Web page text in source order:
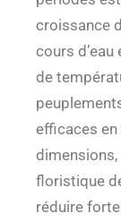
croissance
cours
de
efficaces
floristique
réduire